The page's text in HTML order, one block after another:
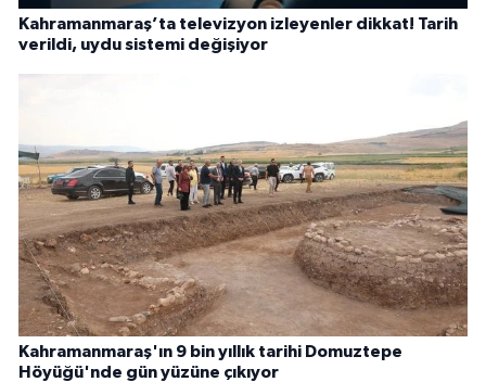
Kahramanmaraş’ta televizyon izleyenler dikkat! Tarih
verildi, uydu sistemi değişiyor
Kahramanmaraş'ın 9 bin yıllık tarihi Domuztepe
Höyüğü'nde gün yüzüne çıkıyor